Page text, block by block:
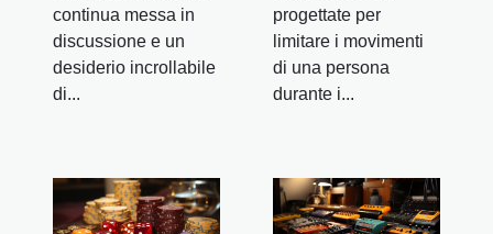
continua messa in
discussione e un
desiderio incrollabile
di...
progettate per
limitare i movimenti
di una persona
durante i...